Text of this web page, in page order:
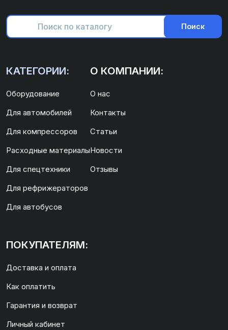
Поиск
КАТЕГОРИИ:
Оборудование
Для автомобилей
Для компрессоров
Расходные материалы
Для спецтехники
Для рефрижераторов
Для автобусов
О КОМПАНИИ:
О нас
Контакты
Статьи
Новости
Отзывы
ПОКУПАТЕЛЯМ:
Доставка и оплата
Как оплатить
Гарантия и возврат
Личный кабинет